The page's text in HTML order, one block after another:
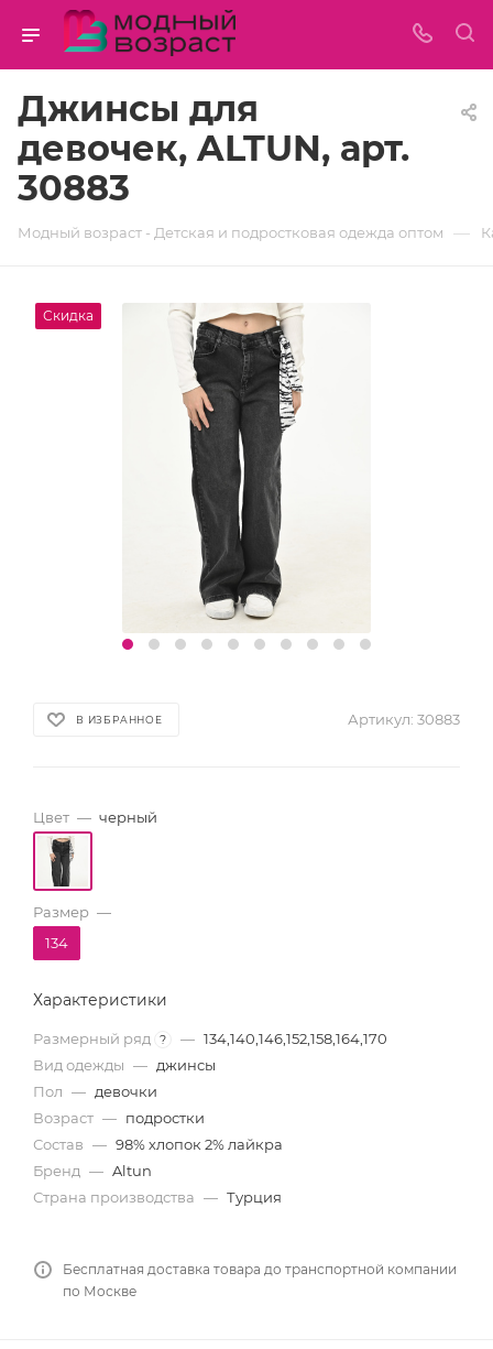
Джинсы для
девочек, ALTUN, арт.
30883
Модный возраст - Детская и подростковая одежда оптом —
Скидка
В ИЗБРАННОЕ Артикул: 30883
Цвет — черный
Размер —
134
Характеристики
Размерный ряд ? — 134,140,146,152,158,164,170
Вид одежды — джинсы
Пол — девочки
Возраст — подростки
Состав — 98% хлопок 2% лайкра
Бренд — Altun
Страна производства — Турция
Бесплатная доставка товара до транспортной компании
по Москве